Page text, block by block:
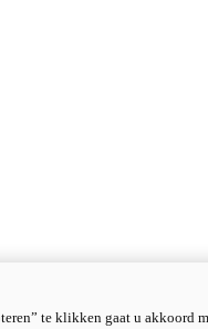
te klikken gaat u akkoord